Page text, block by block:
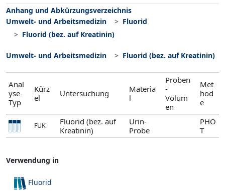
Anhang und Abkürzungsverzeichnis
Umwelt- und Arbeitsmedizin
Fluorid
Fluorid (bez. auf Kreatinin)
Umwelt- und Arbeitsmedizin Fluorid (bez. auf Kreatinin)
Anal
yse-
Typ
Kürz
el
Untersuchung
Materia
l
Proben
-
Volum
en
Met
hod
e
FUK
Fluorid (bez. auf
Kreatinin)
Urin-
Probe
PHO
T
Verwendung in
Fluorid